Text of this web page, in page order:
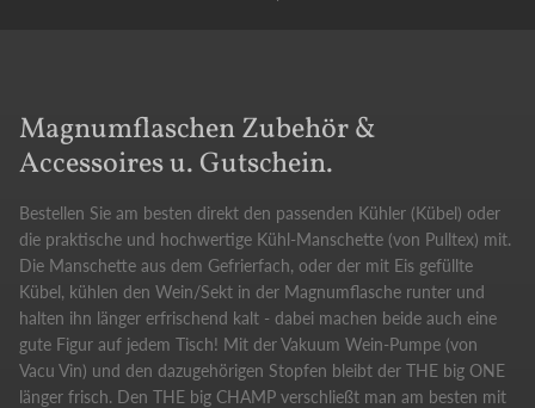
Magnumflaschen Zubehör &
Accessoires u. Gutschein.
Bestellen Sie am besten direkt den passenden Kühler (Kübel) oder
die praktische und hochwertige Kühl-Manschette (von Pulltex) mit.
Die Manschette aus dem Gefrierfach, oder der mit Eis gefüllte
Kübel, kühlen den Wein/Sekt in der Magnumflasche runter und
halten ihn länger erfrischend kalt - dabei machen beide auch eine
gute Figur auf jedem Tisch! Mit der Vakuum Wein-Pumpe (von
Vacu Vin) und den dazugehörigen Stopfen bleibt der THE big ONE
länger frisch. Den THE big CHAMP verschließt man am besten mit